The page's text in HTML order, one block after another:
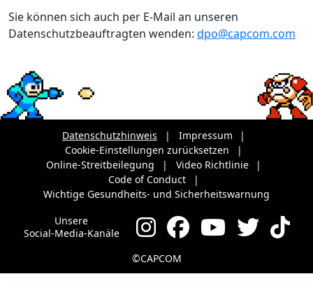
Sie können sich auch per E-Mail an unseren
Datenschutzbeauftragten wenden: dpo@capcom.com
Datenschutzhinweis
Impressum
Cookie-Einstellungen zurücksetzen
Online-Streitbeilegung
Video Richtlinie
Code of Conduct
Wichtige Gesundheits- und Sicherheitswarnung
Unsere
Social-Media-Kanäle
©CAPCOM